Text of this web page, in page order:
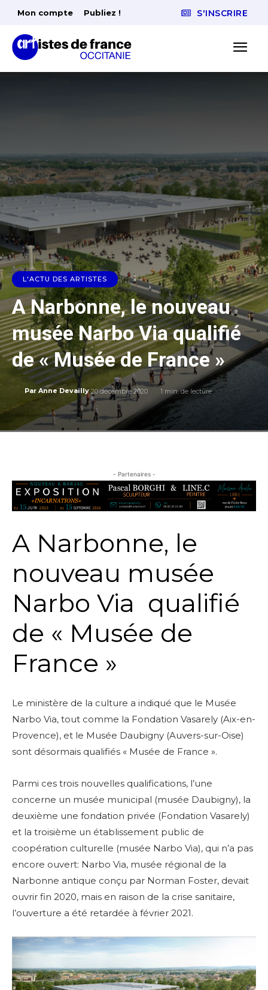
Mon compte Publiez ! S'INSCRIRE
L'ACTU DES ARTISTES
A Narbonne, le nouveau
musée Narbo Via qualifié
de « Musée de France »
Par Anne Devailly 20 décembre 2020 1 min. de lecture
- Partenaires -
A Narbonne, le
nouveau musée
Narbo Via qualifié
de « Musée de
France »
Le ministère de la culture a indiqué que le Musée
Narbo Via, tout comme la Fondation Vasarely (Aix-en-
Provence), et le Musée Daubigny (Auvers-sur-Oise)
sont désormais qualifiés « Musée de France ».
Parmi ces trois nouvelles qualifications, l’une
concerne un musée municipal (musée Daubigny), la
deuxième une fondation privée (Fondation Vasarely)
et la troisième un établissement public de
coopération culturelle (musée Narbo Via), qui n’a pas
encore ouvert: Narbo Via, musée régional de la
Narbonne antique conçu par Norman Foster, devait
ouvrir fin 2020, mais en raison de la crise sanitaire,
l’ouverture a été retardée à février 2021.